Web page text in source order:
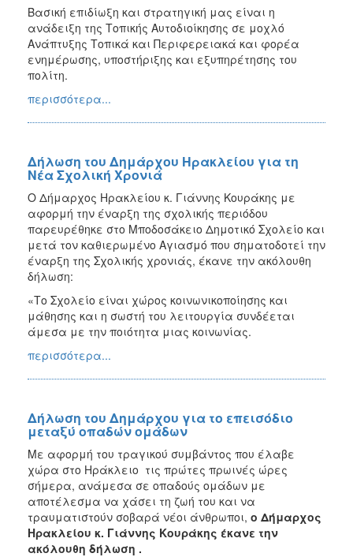
Βασική επιδίωξη και στρατηγική μας είναι η
ανάδειξη της Τοπικής Αυτοδιοίκησης σε μοχλό
Ανάπτυξης Τοπικά και Περιφερειακά και φορέα
ενημέρωσης, υποστήριξης και εξυπηρέτησης του
πολίτη.
περισσότερα...
Δήλωση του Δημάρχου Ηρακλείου για τη
Νέα Σχολική Χρονιά
Ο Δήμαρχος Ηρακλείου κ. Γιάννης Κουράκης με
αφορμή την έναρξη της σχολικής περιόδου
παρευρέθηκε στο Μποδοσάκειο Δημοτικό Σχολείο και
μετά τον καθιερωμένο Αγιασμό που σηματοδοτεί την
έναρξη της Σχολικής χρονιάς, έκανε την ακόλουθη
δήλωση:
«Το Σχολείο είναι χώρος κοινωνικοποίησης και
μάθησης και η σωστή του λειτουργία συνδέεται
άμεσα με την ποιότητα μιας κοινωνίας.
περισσότερα...
Δήλωση του Δημάρχου για το επεισόδιο
μεταξύ οπαδών ομάδων
Με αφορμή του τραγικού συμβάντος που έλαβε
χώρα στο Ηράκλειο τις πρώτες πρωινές ώρες
σήμερα, ανάμεσα σε οπαδούς ομάδων με
αποτέλεσμα να χάσει τη ζωή του και να
τραυματιστούν σοβαρά νέοι άνθρωποι, ο Δήμαρχος
Ηρακλείου κ. Γιάννης Κουράκης έκανε την
ακόλουθη δήλωση .